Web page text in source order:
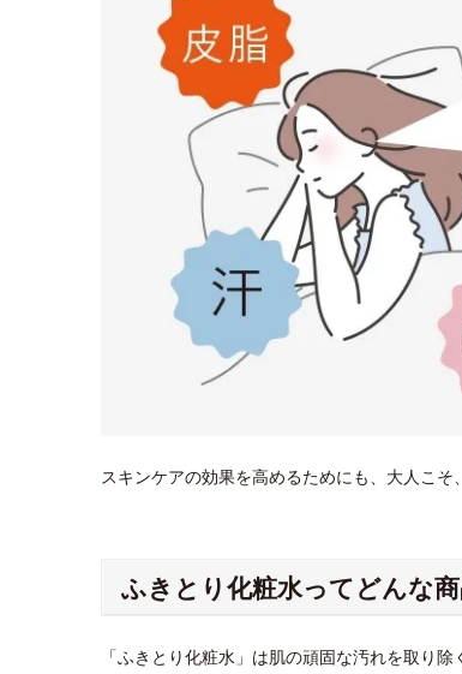
スキンケアの効果を高めるためにも、大人こそ
ふきとり化粧水ってどんな商
「ふきとり化粧水」は肌の頑固な汚れを取り